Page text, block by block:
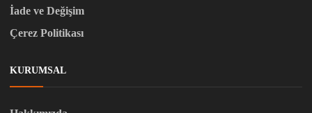
İade ve Değişim
Çerez Politikası
KURUMSAL